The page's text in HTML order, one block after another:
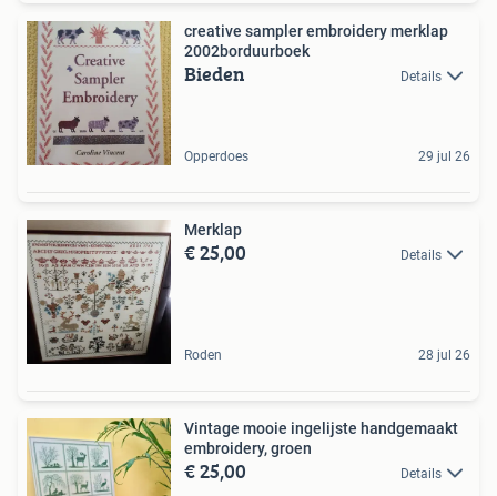
creative sampler embroidery merklap
2002borduurboek
Bieden Details
Opperdoes 29 jul 26
Merklap
€ 25,00 Details
Roden 28 jul 26
Vintage mooie ingelijste handgemaakt
embroidery, groen
€ 25,00 Details